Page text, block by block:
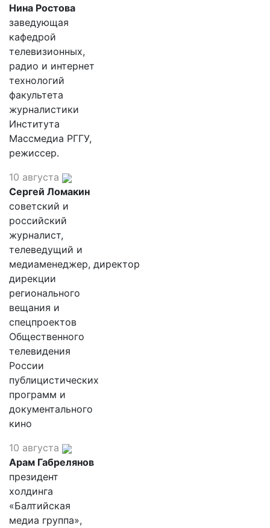
Нина Ростова
заведующая
кафедрой
телевизионных,
радио и интернет
технологий
факультета
журналистики
Института
Массмедиа РГГУ,
режиссер.
10 августа
Сергей Ломакин
советский и
российский
журналист,
телеведущий и
медиаменеджер, директор
дирекции
регионального
вещания и
спецпроектов
Общественного
телевидения
России
публицистических
программ и
документального
кино
10 августа
Арам Габрелянов
президент
холдинга
«Балтийская
медиа группа»,